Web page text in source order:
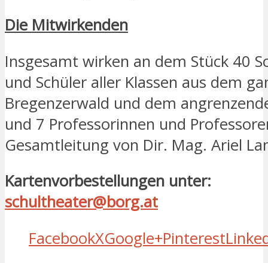
Die Mitwirkenden
Insgesamt wirken an dem Stück 40
und Schüler aller Klassen aus dem
Bregenzerwald und dem
und 7 Professorinnen und
Gesamtleitung von Dir. Mag. Ariel
Kartenvorbestellungen unter:
schultheater@borg.at
FacebookXGoogle+Pinterest